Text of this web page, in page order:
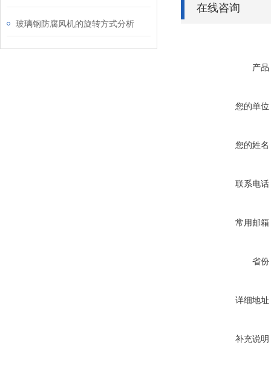
玻璃钢防腐风机的旋转方式分析
在线咨询
产品
您的单位
您的姓名
联系电话
常用邮箱
省份
详细地址
补充说明